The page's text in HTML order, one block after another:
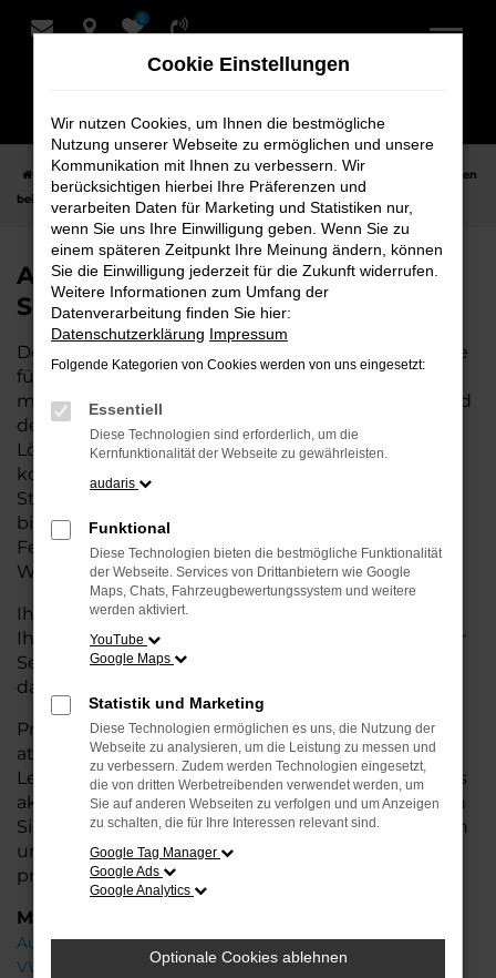
Zum
0
Startseite Stuhr Audi Audi e-tron GT
Audi e-tron GT Neuwagen
bei Schmidt + Koch für Stuhr
Audi e-tron GT Neuwagen bei
Schmidt + Koch für Stuhr
Der Audi e-tron GT ist die perfekte Wahl für alle, die
für Stuhr einen Neuwagen suchen. Mit seiner
modernen Technik, seinem effizienten Antrieb und
dem stilvollen Design ist der e-tron GT die ideale
Lösung für jeden, der ein zuverlässiges und
komfortables Fahrzeug möchte. Egal, ob für den
Stadtverkehr oder längere Fahrten – der e-tron GT
bietet Ihnen höchsten Fahrkomfort, innovative
Features und eine herausragende
Wirtschaftlichkeit.
Ihr Audi Autohaus in der Nähe von Stuhr steht
Ihnen mit einer breiten Auswahl an Neuwagen zur
Seite und bietet Ihnen umfassende
damit Sie das für Sie passende Fahrzeug finden.
Profitieren Sie von zusätzlichen Services wie
attraktiven Finanzierungsmöglichkeiten,
Leasingangeboten und der Inzahlungnahme Ihres
aktuellen Fahrzeugs. Besuchen Sie uns und lassen
Sie sich von unseren Experten beraten – wir freuen
uns, Ihnen den perfekten Neuwagen zu
präsentieren!
Marken
Audi
VW
Cookie Einstellungen
Wir nutzen Cookies, um Ihnen die bestmögliche
Nutzung unserer Webseite zu ermöglichen und unsere
Kommunikation mit Ihnen zu verbessern. Wir
berücksichtigen hierbei Ihre Präferenzen und
verarbeiten Daten für Marketing und Statistiken nur,
wenn Sie uns Ihre Einwilligung geben. Wenn Sie zu
einem späteren Zeitpunkt Ihre Meinung ändern, können
Sie die Einwilligung jederzeit für die Zukunft widerrufen.
Weitere Informationen zum Umfang der
Datenverarbeitung finden Sie hier:
Datenschutzerklärung Impressum
Folgende Kategorien von Cookies werden von uns eingesetzt:
Essentiell
Diese Technologien sind erforderlich, um die
Kernfunktionalität der Webseite zu gewährleisten.
audaris
Funktional
Diese Technologien bieten die bestmögliche Funktionalität
der Webseite. Services von Drittanbietern wie Google
Maps, Chats, Fahrzeugbewertungssystem und weitere
werden aktiviert.
YouTube
Google Maps
Statistik und Marketing
Diese Technologien ermöglichen es uns, die Nutzung der
Webseite zu analysieren, um die Leistung zu messen und
zu verbessern. Zudem werden Technologien eingesetzt,
die von dritten Werbetreibenden verwendet werden, um
Sie auf anderen Webseiten zu verfolgen und um Anzeigen
zu schalten, die für Ihre Interessen relevant sind.
Google Tag Manager
Google Ads
Google Analytics
Optionale Cookies ablehnen